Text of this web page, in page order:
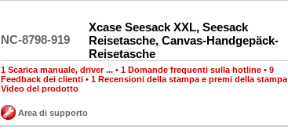
NC-8798-919
Xcase Seesack XXL, Seesack
Reisetasche, Canvas-Handgepäck-
Reisetasche
1 Scarica manuale, driver ... • 1 Domande frequenti sulla hotline • 9
Feedback dei clienti • 1 Recensioni della stampa e premi della stampa
Video del prodotto
Area di supporto